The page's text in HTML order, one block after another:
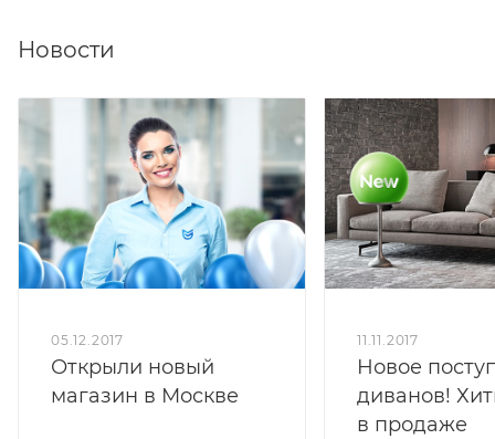
Новости
05.12.2017
Открыли новый
магазин в Москве
11.11.2017
Новое
диванов!
в продаже